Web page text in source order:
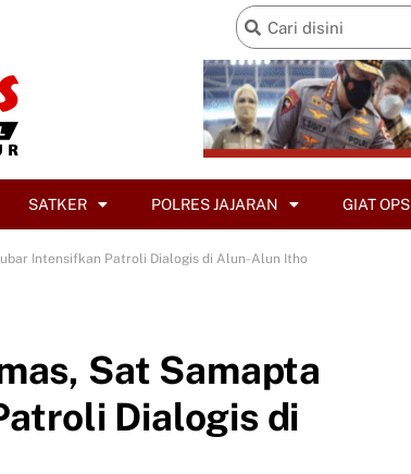
SATKER POLRES JAJARAN GIAT OPS
Intensifkan Patroli Dialogis di Alun-Alun Itho
Sat Samapta
Dialogis di